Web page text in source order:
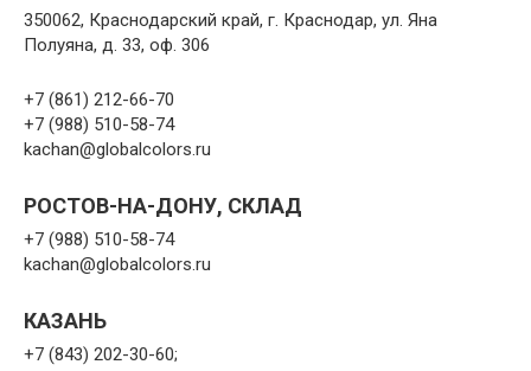
350062, Краснодарский край, г. Краснодар, ул. Яна
Полуяна, д. 33, оф. 306
+7 (861) 212-66-70
+7 (988) 510-58-74
kachan@globalcolors.ru
РОСТОВ-НА-ДОНУ, СКЛАД
+7 (988) 510-58-74
kachan@globalcolors.ru
КАЗАНЬ
+7 (843) 202-30-60;